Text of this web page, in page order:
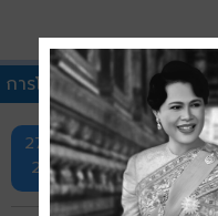
การโอนเงินงบประมาณรายจ่
27 ก.ค.
2569
ประกาศเทศบาล
ประมาณรายจ่าย
19)